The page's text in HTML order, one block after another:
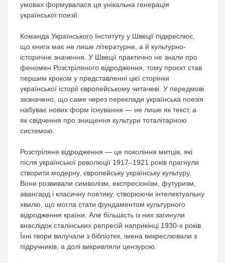
умовах формувалася ця унікальна генерація
української поезії.
Команда Українського Інституту у Швеції підкреслює,
що книга має не лише літературне, а й культурно-
історичне значення. У Швеції практично не знали про
феномен Розстріляного відродження, тому проєкт став
першим кроком у представленні цієї сторінки
української історії європейському читачеві. У передмові
зазначено, що саме через переклади українська поезія
набуває нових форм існування — не лише як текст, а
як свідчення про знищення культури тоталітарною
системою.
Розстріляне відродження — це покоління митців, які
після української революції 1917–1921 років прагнули
створити модерну, європейську українську культуру.
Вони розвивали символізм, експресіонізм, футуризм,
авангард і класичну поетику, створюючи інтелектуальну
хвилю, що могла стати фундаментом культурного
відродження країни. Але більшість із них загинули
внаслідок сталінських репресій наприкінці 1930-х років.
Їхні твори вилучали з бібліотек, імена викреслювали з
підручників, а долі викривляли цензурою.